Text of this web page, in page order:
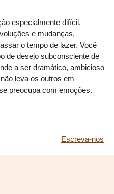
especialmente difícil.
e mudanças,
o tempo de lazer. Você
de desejo subconsciente de
a ser dramático, ambicioso
leva os outros em
preocupa com emoções.
Escreva-nos